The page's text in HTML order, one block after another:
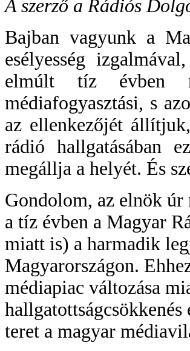
A szerző a Rádiós
Bajban vagyunk a
esélyesség
elmúlt tíz évben
médiafogyasztási, s
az ellenkezőjét
rádió hallgatásában
megállja a helyét. És
Gondolom, az elnök úr
a tíz évben a Magyar
miatt is) a harmadik
Magyarországon.
médiapiac változása
teret a magyar